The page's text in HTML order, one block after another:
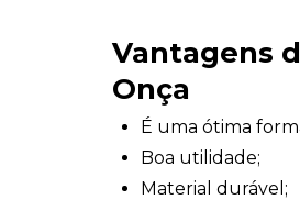
Vantagens
Onça
É uma ótima
Boa utilidade;
Material durável;